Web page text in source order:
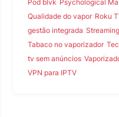
Pod blvk Psychological
Qualidade do vapor Roku
gestão integrada Streaming
Tabaco no vaporizador
tv sem anúncios
VPN para IPTV